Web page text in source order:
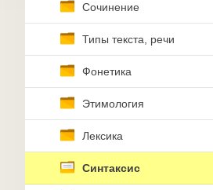
Сочинение
Типы текста, речи
Фонетика
Этимология
Лексика
Синтаксис